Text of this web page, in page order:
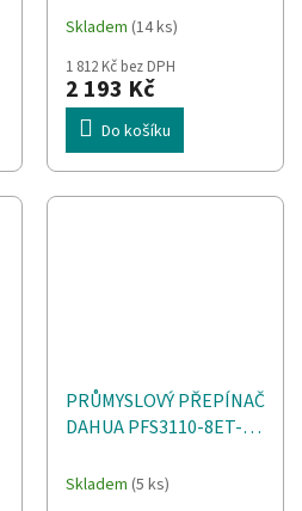
Skladem (14 ks)
1 812 Kč bez DPH
2 193 Kč
Do košíku
PRŮMYSLOVÝ PŘEPÍNAČ
DAHUA PFS3110-8ET-
Skladem (5 ks)